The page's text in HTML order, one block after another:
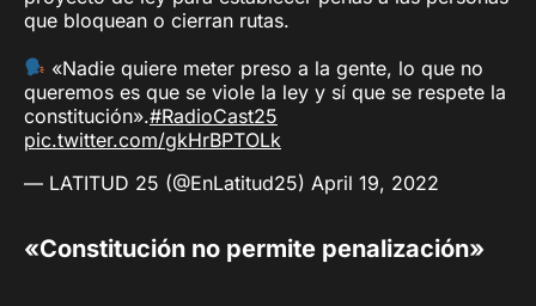
que bloquean o cierran rutas.
«Nadie quiere meter preso a la gente, lo que no
queremos es que se viole la ley y sí que se respete la
constitución».#RadioCast25
pic.twitter.com/gkHrBPTOLk
— LATITUD 25 (@EnLatitud25) April 19, 2022
«Constitución no permite penalización»